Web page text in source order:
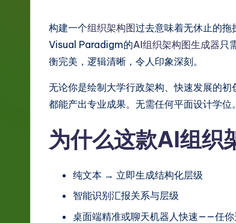
m
构建一个组织架构图过去意味着无休止的拖
Visual Paradigm的AI组织架构图生成器只
衡完美，逻辑清晰，令人印象深刻。
无论你是绘制大学行政架构、快速发展的
都能产出专业成果。无需任何平面设计学位。
为什么这款AI组织
纯文本 → 立即生成结构化层级
智能识别汇报关系与层级
桌面端精准或聊天机器人快速——任你